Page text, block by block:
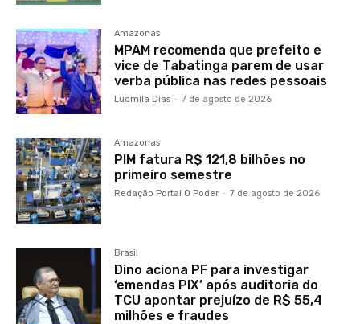
Amazonas
MPAM recomenda que prefeito e
vice de Tabatinga parem de usar
verba pública nas redes pessoais
Ludmila Dias - 7 de agosto de 2026
Amazonas
PIM fatura R$ 121,8 bilhões no
primeiro semestre
Redação Portal O Poder - 7 de agosto de 2026
Brasil
Dino aciona PF para investigar
‘emendas PIX’ após auditoria do
TCU apontar prejuízo de R$ 55,4
milhões e fraudes